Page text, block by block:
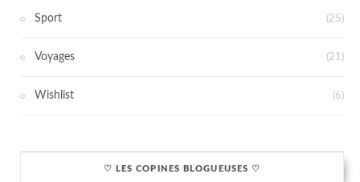
Sport (25)
Voyages (21)
Wishlist (6)
♡ LES COPINES BLOGUEUSES ♡